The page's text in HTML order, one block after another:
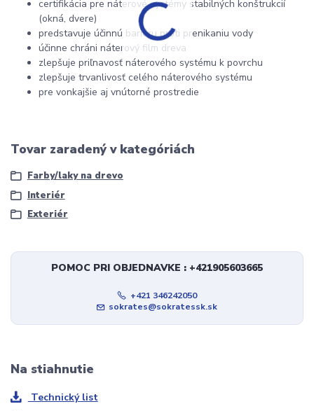
certifikácia pre náterové systémy stabilných konštrukcií
(okná, dvere)
predstavuje účinnú bariéru proti prenikaniu vody
účinne chráni náterový film dreva
zlepšuje priľnavosť náterového systému k povrchu
zlepšuje trvanlivosť celého náterového systému
pre vonkajšie aj vnútorné prostredie
Tovar zaradený v kategóriách
Farby/laky na drevo
Interiér
Exteriér
POMOC PRI OBJEDNAVKE : +421905603665
+421 346242050
sokrates@sokratessk.sk
Na stiahnutie
Technický list